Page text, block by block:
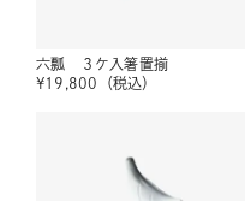
六瓢 ３ケ入箸置揃
¥19,800 （税込）